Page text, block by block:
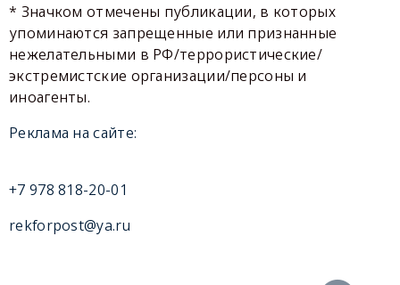
* Значком отмечены публикации, в которых
упоминаются запрещенные или признанные
нежелательными в РФ/террористические/
экстремистские организации/персоны и
иноагенты.
Реклама на сайте:
+7 978 818-20-01
rekforpost@ya.ru